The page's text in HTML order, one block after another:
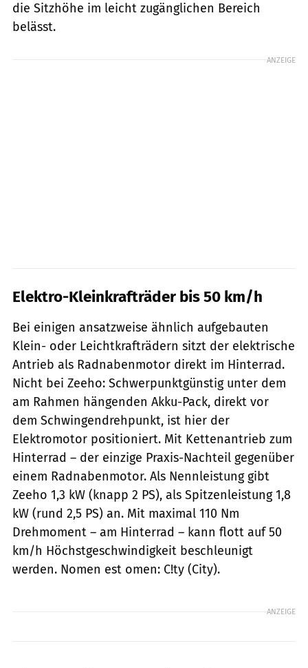
die Sitzhöhe im leicht zugänglichen Bereich
belässt.
ANZEIGE
Elektro-Kleinkrafträder bis 50 km/h
Bei einigen ansatzweise ähnlich aufgebauten
Klein- oder Leichtkrafträdern sitzt der elektrische
Antrieb als Radnabenmotor direkt im Hinterrad.
Nicht bei Zeeho: Schwerpunktgünstig unter dem
am Rahmen hängenden Akku-Pack, direkt vor
dem Schwingendrehpunkt, ist hier der
Elektromotor positioniert. Mit Kettenantrieb zum
Hinterrad – der einzige Praxis-Nachteil gegenüber
einem Radnabenmotor. Als Nennleistung gibt
Zeeho 1,3 kW (knapp 2 PS), als Spitzenleistung 1,8
kW (rund 2,5 PS) an. Mit maximal 110 Nm
Drehmoment – am Hinterrad – kann flott auf 50
km/h Höchstgeschwindigkeit beschleunigt
werden. Nomen est omen: C!ty (City).
ANZEIGE